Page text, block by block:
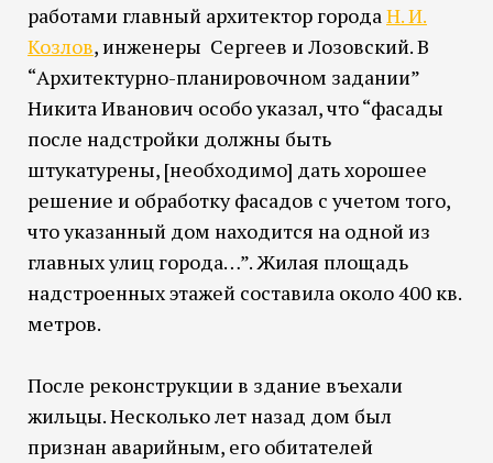
работами главный архитектор города Н. И.
Козлов, инженеры Сергеев и Лозовский. В
“Архитектурно-планировочном задании”
Никита Иванович особо указал, что “фасады
после надстройки должны быть
штукатурены, [необходимо] дать хорошее
решение и обработку фасадов с учетом того,
что указанный дом находится на одной из
главных улиц города…”. Жилая площадь
надстроенных этажей составила около 400 кв.
метров.
После реконструкции в здание въехали
жильцы. Несколько лет назад дом был
признан аварийным, его обитателей